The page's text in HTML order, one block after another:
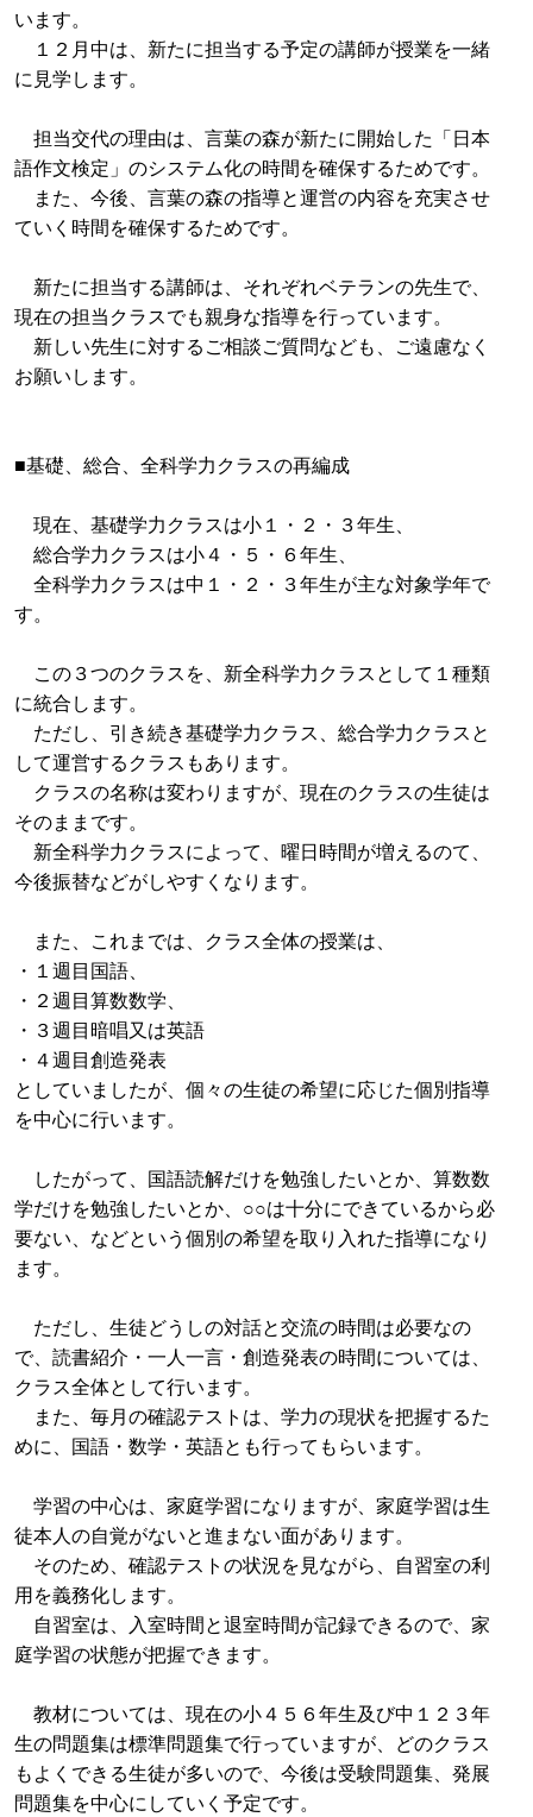
います。
１２月中は、新たに担当する予定の講師が授業を一緒
に見学します。
担当交代の理由は、言葉の森が新たに開始した「日本
語作文検定」のシステム化の時間を確保するためです。
また、今後、言葉の森の指導と運営の内容を充実させ
ていく時間を確保するためです。
新たに担当する講師は、それぞれベテランの先生で、
現在の担当クラスでも親身な指導を行っています。
新しい先生に対するご相談ご質問なども、ご遠慮なく
お願いします。
■基礎、総合、全科学力クラスの再編成
現在、基礎学力クラスは小１・２・３年生、
総合学力クラスは小４・５・６年生、
全科学力クラスは中１・２・３年生が主な対象学年で
す。
この３つのクラスを、新全科学力クラスとして１種類
に統合します。
ただし、引き続き基礎学力クラス、総合学力クラスと
して運営するクラスもあります。
クラスの名称は変わりますが、現在のクラスの生徒は
そのままです。
新全科学力クラスによって、曜日時間が増えるのて、
今後振替などがしやすくなります。
また、これまでは、クラス全体の授業は、
・１週目国語、
・２週目算数数学、
・３週目暗唱又は英語
・４週目創造発表
としていましたが、個々の生徒の希望に応じた個別指導
を中心に行います。
したがって、国語読解だけを勉強したいとか、算数数
学だけを勉強したいとか、○○は十分にできているから必
要ない、などという個別の希望を取り入れた指導になり
ます。
ただし、生徒どうしの対話と交流の時間は必要なの
で、読書紹介・一人一言・創造発表の時間については、
クラス全体として行います。
また、毎月の確認テストは、学力の現状を把握するた
めに、国語・数学・英語とも行ってもらいます。
学習の中心は、家庭学習になりますが、家庭学習は生
徒本人の自覚がないと進まない面があります。
そのため、確認テストの状況を見ながら、自習室の利
用を義務化します。
自習室は、入室時間と退室時間が記録できるので、家
庭学習の状態が把握できます。
教材については、現在の小４５６年生及び中１２３年
生の問題集は標準問題集で行っていますが、どのクラス
もよくできる生徒が多いので、今後は受験問題集、発展
問題集を中心にしていく予定です。